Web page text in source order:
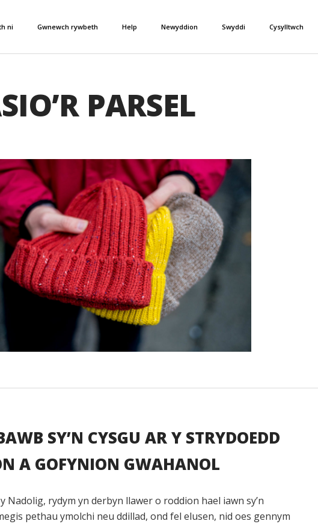
ni Gwnewch rywbeth Help Newyddion Swyddi Cysylltwch
PARSEL
SY’N CYSGU AR Y STRYDOEDD
A GOFYNION GWAHANOL
Nadolig, rydym yn derbyn llawer o roddion hael iawn sy’n
pethau ymolchi neu ddillad, ond fel elusen, nid oes gennym